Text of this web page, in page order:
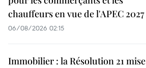
chauffeurs en vue de l'APEC 2027
06/08/2026 02:15
Immobilier : la Résolution 21 mise